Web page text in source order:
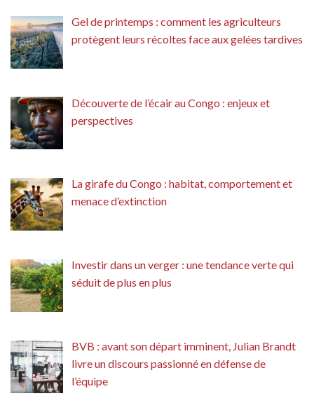
Gel de printemps : comment les agriculteurs
protègent leurs récoltes face aux gelées tardives
Découverte de l’écair au Congo : enjeux et
perspectives
La girafe du Congo : habitat, comportement et
menace d’extinction
Investir dans un verger : une tendance verte qui
séduit de plus en plus
BVB : avant son départ imminent, Julian Brandt
livre un discours passionné en défense de
l’équipe